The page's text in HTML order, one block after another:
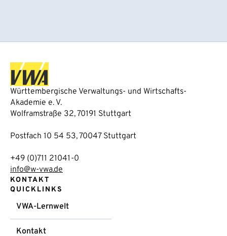
Württembergische Verwaltungs- und Wirtschafts-
Akademie e. V.
Wolframstraße 32, 70191 Stuttgart
Postfach 10 54 53, 70047 Stuttgart
+49 (0)711 21041-0
info@w-vwa.de
KONTAKT
QUICKLINKS
VWA-Lernwelt
Kontakt